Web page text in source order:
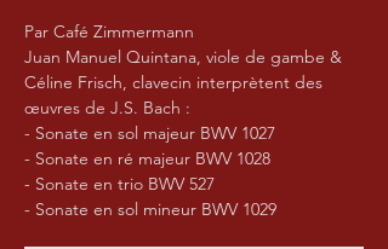
Par Café Zimmermann
Juan Manuel Quintana, viole de gambe &
Céline Frisch, clavecin interprètent des
œuvres de J.S. Bach :
- Sonate en sol majeur BWV 1027
- Sonate en ré majeur BWV 1028
- Sonate en trio BWV 527
- Sonate en sol mineur BWV 1029